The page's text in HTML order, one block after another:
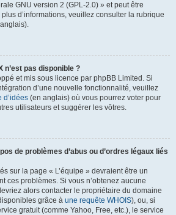
GNU version 2 (GPL-2.0) » et peut être
d’informations, veuillez consulter la rubrique
n’est pas disponible ?
et mis sous licence par phpBB Limited. Si
d’une nouvelle fonctionnalité, veuillez
d’idées (en anglais) où vous pourrez voter pour
utilisateurs et suggérer les vôtres.
de problèmes d’abus ou d’ordres légaux liés
sur la page « L’équipe » devraient être un
ces problèmes. Si vous n’obtenez aucune
alors contacter le propriétaire du domaine
grâce à une requête WHOIS), ou, si
gratuit (comme Yahoo, Free, etc.), le service